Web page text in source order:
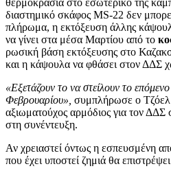
διαστημικό σκάφος MS-22 δεν
πλήρωμα, η εκτόξευση άλλης
να γίνει στα μέσα Μαρτίου από το
ρωσική βάση εκτόξευσης στο
και η κάψουλα να φθάσει στον ΔΔΣ
«Εξετάζουν το να στείλουν το
Φεβρουαρίου», συμπλήρωσε ο
αξιωματούχος αρμόδιος για τον
στη συνέντευξη.
Αν χρειαστεί όντως η εσπευσμένη
που έχει υποστεί ζημιά θα